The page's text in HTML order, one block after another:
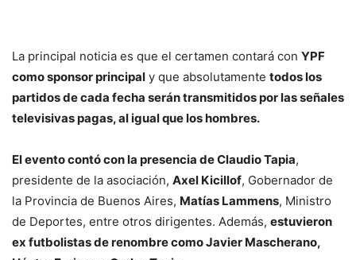
La principal noticia es que el certamen contará con YPF
como sponsor principal y que absolutamente todos los
partidos de cada fecha serán transmitidos por las señales
televisivas pagas, al igual que los hombres.
El evento contó con la presencia de Claudio Tapia,
presidente de la asociación, Axel Kicillof, Gobernador de
la Provincia de Buenos Aires, Matías Lammens, Ministro
de Deportes, entre otros dirigentes. Además, estuvieron
ex futbolistas de renombre como Javier Mascherano,